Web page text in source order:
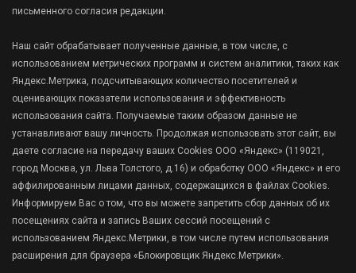
письменного согласия редакции.
Наш сайт обрабатывает полученные данные, в том числе, с
использованием метрических программ и систем аналитики, таких как
Яндекс.Метрика, подсчитывающих количество посетителей и
оценивающих показатели использования и эффективность
использования сайта. Получаемые таким образом данные не
устанавливают вашу личность. Продолжая использовать этот сайт, вы
даете согласие на передачу ваших Cookies ООО «Яндекс» (119021,
город Москва, ул. Льва Толстого, д.16) и обработку ООО «Яндекс» и его
аффилированным лицами данных, содержащихся в файлах Cookies.
Информируем Вас о том, что вы можете запретить сбор данных об их
посещениях сайта и запись Ваших сессий посещений с
использованием Яндекс.Метрики, в том числе путем использования
расширения для браузера «Блокировщик Яндекс.Метрики».